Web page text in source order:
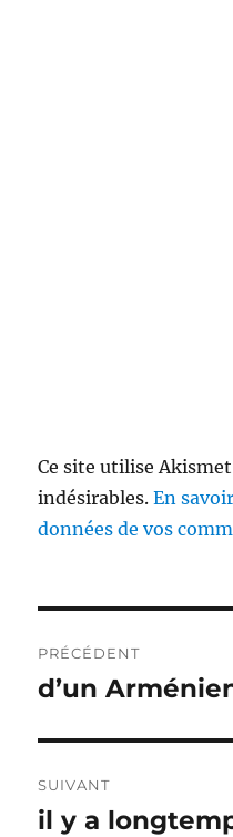
Ce site utilise
indésirables.En
données de vos
de
PRÉCÉDENT
Publication
d’un
SUIVANT
Publication
il y a